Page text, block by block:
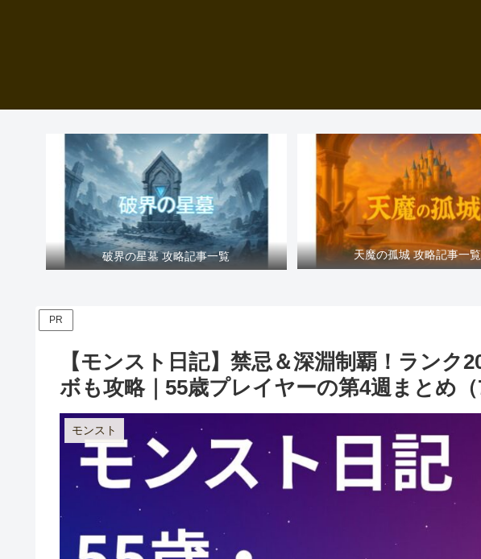
破界の星墓 攻略記事一覧 天魔の孤城 攻略記事一覧
PR
【モンスト日記】禁忌＆深淵制覇！ランク
ボも攻略｜55歳プレイヤーの第4週まとめ（
モンスト